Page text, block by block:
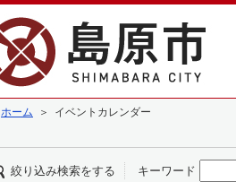
ホーム ＞ イベントカレンダー
絞り込み検索をする キーワード